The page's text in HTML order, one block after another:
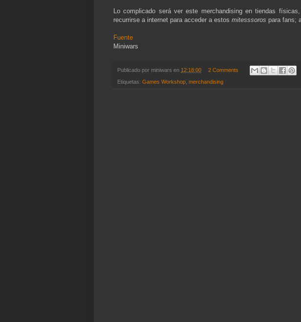
Lo complicado será ver este merchandising en tiendas
recurrirse a internet para acceder a estos mitesssoros para fans;
Fuente
Miniwars
Publicado por miniwars en 12:18:00 2 Comments
Etiquetas: Games Workshop, merchandising